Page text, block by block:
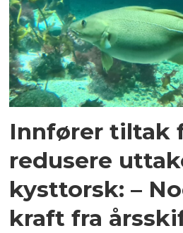
Innfører tiltak
redusere
kysttorsk: –
kraft fra